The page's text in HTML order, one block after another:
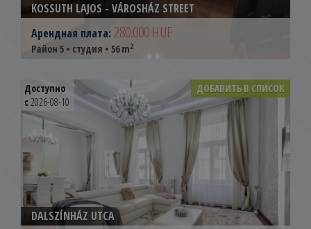
KOSSUTH LAJOS - VÁROSHÁZ STREET
Арендная плата: 280.000 HUF
Район 5 • студия • 56 m2
Доступно
с2026-08-10
ДОБАВИТЬ В СПИСОК
DALSZÍNHÁZ UTCA